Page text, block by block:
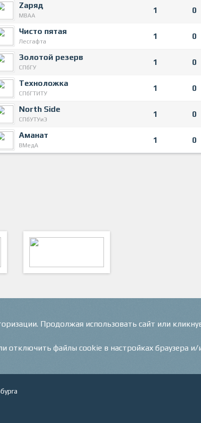
Zаряд
МВАА
1 0
Чисто пятая
Лесгафта
1 0
Золотой резерв
СПбГУ
1 0
Техноложка
СПбГТИТУ
1 0
North Side
СПбУТУиЭ
1 0
Аманат
ВМедА
1 0
Продолжая использовать сайт или
отключить файлы cookie в настройках браузера